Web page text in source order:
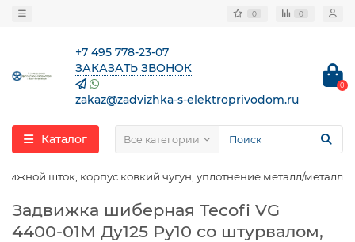
0 0
+7 495 778-23-07
ЗАКАЗАТЬ ЗВОНОК
zakaz@zadvizhka-s-elektroprivodom.ru
0
Каталог Все категории
шток, корпус ковкий чугун, уплотнение металл/металл
Задвижка шиберная Tecofi VG
4400-01M Ду125 Ру10 со штурвалом,